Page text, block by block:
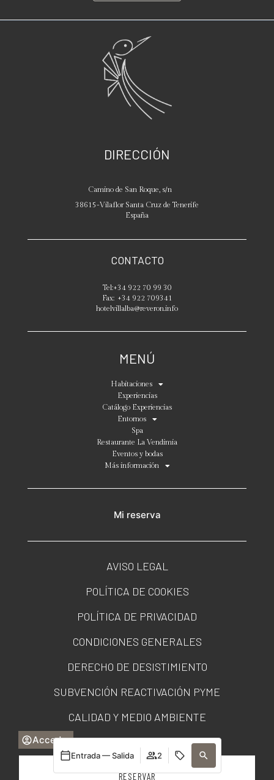
Acceder
RESERVAR
Entrada — Salida 2
DIRECCIÓN
Camino de San Roque, s/n
38615-Vilaflor Santa Cruz de Tenerife
España
CONTACTO
Tel:+34 922 70 99 30
Fax: +34 922 709341
hotelvillalba@reveron.info
MENÚ
Habitaciones
Experiencias
Catálogo Experiencias
Entornos
Spa
Restaurante La Vendimia
Eventos y bodas
Más información
Mi reserva
AVISO LEGAL
POLÍTICA DE COOKIES
POLÍTICA DE PRIVACIDAD
CONDICIONES GENERALES
DERECHO DE DESISTIMIENTO
SUBVENCIÓN REACTIVACIÓN PYME
CALIDAD Y MEDIO AMBIENTE
PORTAL DE TRANSPARENCIA